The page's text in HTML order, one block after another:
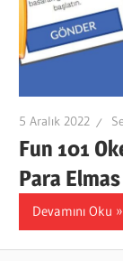
5 Aralık 2022
Fun 101
Para
Devamını Oku